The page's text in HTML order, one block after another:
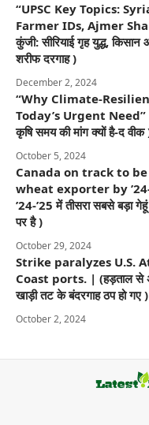
“UPSC Key Topics:
Farmer IDs, Ajmer
कुंजी: सीरियाई गृह युद्ध,
शरीफ दरगाह )
December 2, 2024
“Why Climate-
Today’s Urgent
कृषि समय की मांग क्यों है-द वीक
October 5, 2024
Canada on track to
wheat exporter by ’24-
’24-’25 में तीसरा सबसे बड़ा गेहूं
पर है )
October 29, 2024
Strike paralyzes U.S.
Coast ports. | (हड़ताल से
खाड़ी तट के बंदरगाह ठप हो गए )
October 2, 2024